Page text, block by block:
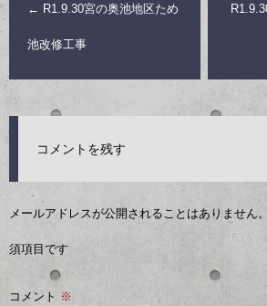
← R1.9.30宮の奥池地区ため
池改修工事
コメントを残す
メールアドレスが公開されることはありません。
須項目です
コメント ※